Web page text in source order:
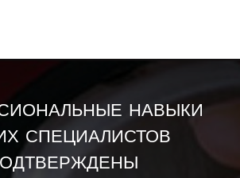
НАВЫКИ
СПЕЦИАЛИСТОВ